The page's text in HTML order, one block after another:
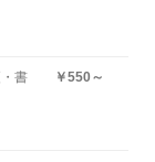
書
￥550～